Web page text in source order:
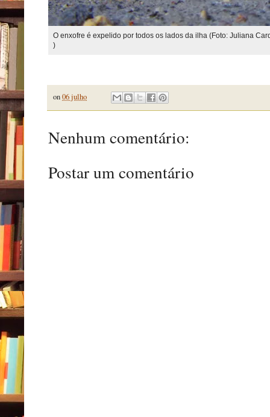
O enxofre é expelido por todos os lados da ilha (Foto: Juliana
)
on06 julho
Nenhum comentário:
Postar um comentário